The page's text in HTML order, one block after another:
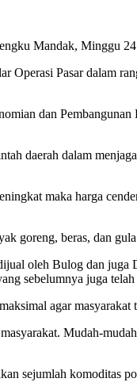
Mandak, Minggu
Operasi Pasar dalam
dan
daerah dalam
maka harga
goreng, beras, dan
oleh Bulog dan juga
sebelumnya juga
agar masyarakat
Mudah-
sejumlah komoditas